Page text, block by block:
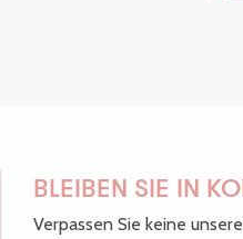
BLEIBEN SIE IN
Verpassen Sie keine